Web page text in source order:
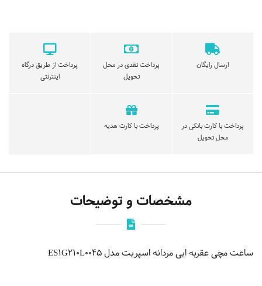
ارسال رایگان
پرداخت نقدی در محل
تحویل
پرداخت از طریق درگاه
اینترنتی
پرداخت با کارت بانکی در
محل تحویل
پرداخت با کارت هدیه
مشخصات و توضیحات
ساعت مچی عقربه ایی مردانه اسپریت مدل ES1G210L0045